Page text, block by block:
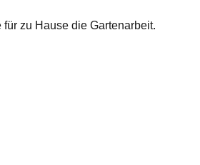
zu Hause die Gartenarbeit.